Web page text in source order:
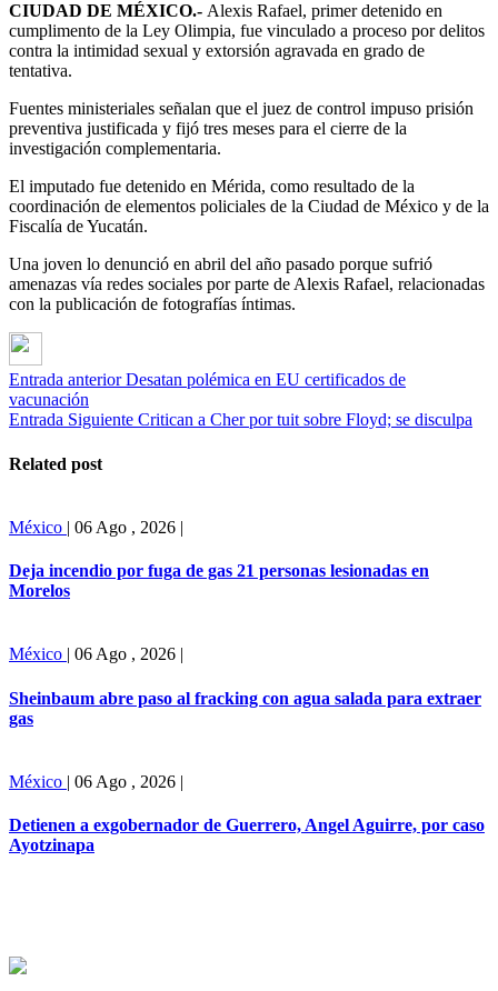
CIUDAD DE MÉXICO.- Alexis Rafael, primer detenido en
cumplimento de la Ley Olimpia, fue vinculado a proceso por delitos
contra la intimidad sexual y extorsión agravada en grado de
tentativa.
Fuentes ministeriales señalan que el juez de control impuso prisión
preventiva justificada y fijó tres meses para el cierre de la
investigación complementaria.
El imputado fue detenido en Mérida, como resultado de la
coordinación de elementos policiales de la Ciudad de México y de la
Fiscalía de Yucatán.
Una joven lo denunció en abril del año pasado porque sufrió
amenazas vía redes sociales por parte de Alexis Rafael, relacionadas
con la publicación de fotografías íntimas.
Entrada anterior Desatan polémica en EU certificados de
vacunación
Entrada Siguiente Critican a Cher por tuit sobre Floyd; se disculpa
Related post
México | 06 Ago , 2026 |
Deja incendio por fuga de gas 21 personas lesionadas en
Morelos
México | 06 Ago , 2026 |
Sheinbaum abre paso al fracking con agua salada para extraer
gas
México | 06 Ago , 2026 |
Detienen a exgobernador de Guerrero, Angel Aguirre, por caso
Ayotzinapa